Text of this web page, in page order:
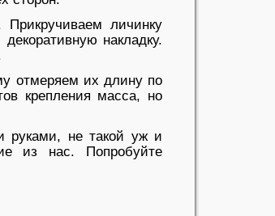
Прикручиваем личинку
накладку.
отмеряем их длину по
крепления масса, но
руками, не такой уж и
из нас. Попробуйте